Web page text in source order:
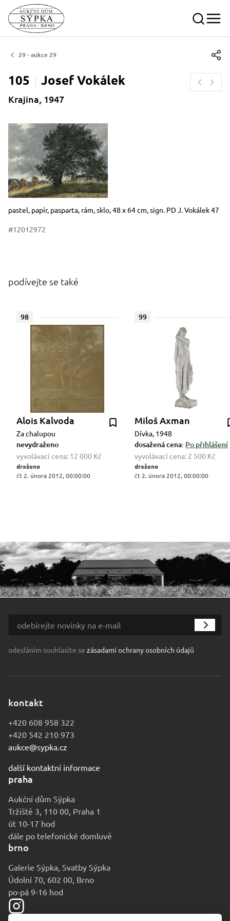
29 - aukce 29
105 JosefVokálek
Krajina, 1947
Rozměry
Stručný popis předmětu
pastel, papír, pasparta, rám, sklo, 48 x 64 cm, sign. PD J. Vokálek 47
#12012972
podívejte se také
98
Alois Kalvoda
Za chalupou
nevydraženo
vyvolávací cena: 12 000 Kč
draženo
čt 2. února 2012, 00:00:00
99
Miloš Axman
Dívka, 1948
dosažená cena: Po přihlášení
vyvolávací cena: 2 500 Kč
draženo
čt 2. února 2012, 00:00:00
odesláním souhlasíte se zásadami ochrany osobních údajů
kontakt
+420 608 958 322
+420 542 210 973
aukce@sypka.cz
další kontaktní informace
praha
Aukční dům Sýpka
Tržiště 3, 110 00, Praha 1
út 10-17 hod
dále po telefonické domluvě
brno
Galerie Sýpka, Svatby Sýpka
Údolní 70, 602 00, Brno
po-pá 9-16 hod